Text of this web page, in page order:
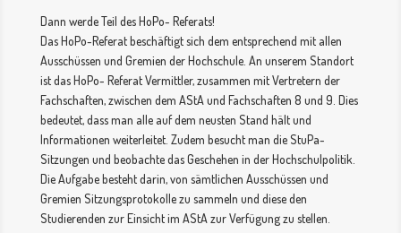
Dann werde Teil des HoPo- Referats!
Das HoPo-Referat beschäftigt sich dem entsprechend mit allen
Ausschüssen und Gremien der Hochschule. An unserem Standort
ist das HoPo- Referat Vermittler, zusammen mit Vertretern der
Fachschaften, zwischen dem AStA und Fachschaften 8 und 9. Dies
bedeutet, dass man alle auf dem neusten Stand hält und
Informationen weiterleitet. Zudem besucht man die StuPa-
Sitzungen und beobachte das Geschehen in der Hochschulpolitik.
Die Aufgabe besteht darin, von sämtlichen Ausschüssen und
Gremien Sitzungsprotokolle zu sammeln und diese den
Studierenden zur Einsicht im AStA zur Verfügung zu stellen.